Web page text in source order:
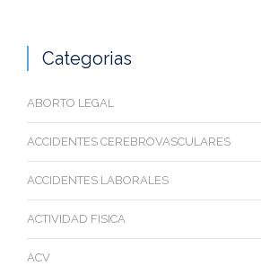
Categorias
ABORTO LEGAL
ACCIDENTES CEREBROVASCULARES
ACCIDENTES LABORALES
ACTIVIDAD FISICA
ACV